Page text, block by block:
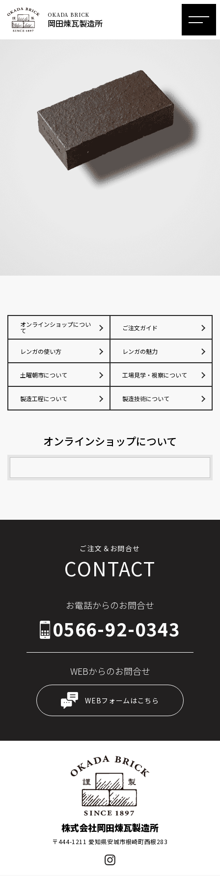
OKADA BRICK
岡田煉瓦製造所
オンラインショップについ
て ご注文ガイド
レンガの使い方 レンガの魅力
土曜朝市について 工場見学・視察について
製造工程について 製造技術について
オンラインショップについて
ご注文＆お問合せ
CONTACT
お電話からのお問合せ
0566-92-0343
WEBからのお問合せ
WEBフォームはこちら
株式会社岡田煉瓦製造所
〒444-1211 愛知県安城市根崎町西根283